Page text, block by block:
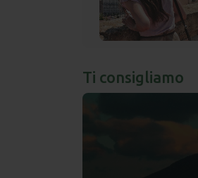
Ti consigliamo